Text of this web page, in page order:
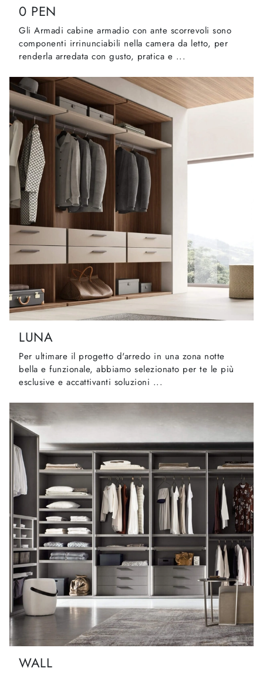
0 PEN
Gli Armadi cabine armadio con ante scorrevoli sono
componenti irrinunciabili nella camera da letto, per
renderla arredata con gusto, pratica e ...
LUNA
Per ultimare il progetto d'arredo in una zona notte
bella e funzionale, abbiamo selezionato per te le più
esclusive e accattivanti soluzioni ...
WALL